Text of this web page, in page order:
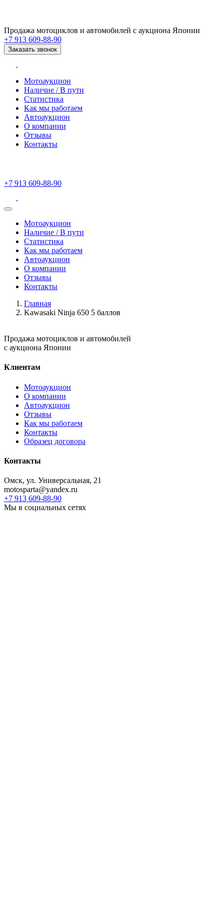
Продажа мотоциклов и автомобилей с аукциона Японии
+7 913 609-88-90
Заказать звонок
Мотоаукцион
Наличие / В пути
Статистика
Как мы работаем
Автоаукцион
О компании
Отзывы
Контакты
+7 913 609-88-90
Мотоаукцион
Наличие / В пути
Статистика
Как мы работаем
Автоаукцион
О компании
Отзывы
Контакты
Главная
Kawasaki Ninja 650 5 баллов
Продажа мотоциклов и автомобилей
с аукциона Японии
Клиентам
Мотоаукцион
О компании
Автоаукцион
Отзывы
Как мы работаем
Контакты
Образец договора
Контакты
Омск, ул. Универсальная, 21
motosparta@yandex.ru
+7 913 609-88-90
Мы в социальных сетях